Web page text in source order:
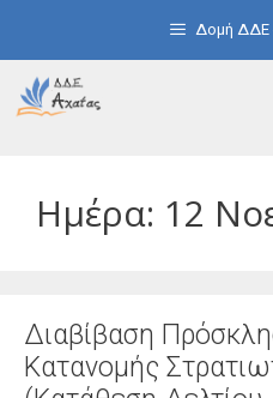
Δομή ΔΔΕ
Ημέρα: 12
Διαβίβαση
Κατανομής